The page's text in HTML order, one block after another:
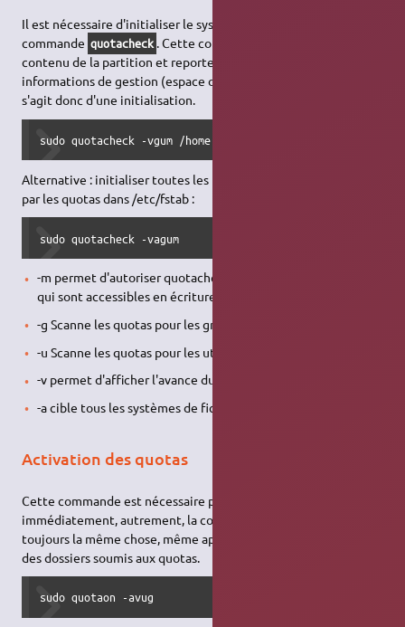
Il est nécessaire d'initialiser le système de quota via la
commande quotacheck . Cette commande va scanner tout le
contenu de la partition et reporter dans
informations de gestion (espace occupé par les utilisateurs). Il
s'agit donc d'une initialisation.
sudo quotacheck -vgum /home
Alternative : initialiser toutes les partitions qui sont affectées
par les quotas dans /etc/fstab :
sudo quotacheck -vagum
-m permet d'autoriser quotacheck de scanner des partitions
qui sont accessibles en écriture
-g Scanne les quotas pour les groupes
-u Scanne les quotas pour les utilisateurs
-v permet d'afficher l'avance du scan
-a cible tous les systèmes de fichiers montés
Activation des quotas
Cette commande est nécessaire pour activer le « monitoring »
immédiatement, autrement, la commande
toujours la même chose, même après modification du contenu
des dossiers soumis aux quotas.
sudo quotaon -avug